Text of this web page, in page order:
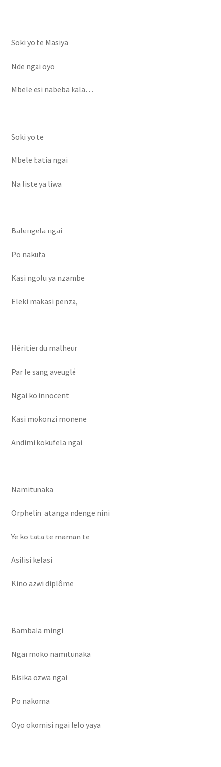
Soki yo te Masiya
Nde ngai oyo
Mbele esi nabeba kala…
Soki yo te
Mbele batia ngai
Na liste ya liwa
Balengela ngai
Po nakufa
Kasi ngolu ya nzambe
Eleki makasi penza,
Héritier du malheur
Par le sang aveuglé
Ngai ko innocent
Kasi mokonzi monene
Andimi kokufela ngai
Namitunaka
Orphelin atanga ndenge nini
Ye ko tata te maman te
Asilisi kelasi
Kino azwi diplôme
Bambala mingi
Ngai moko namitunaka
Bisika ozwa ngai
Po nakoma
Oyo okomisi ngai lelo yaya